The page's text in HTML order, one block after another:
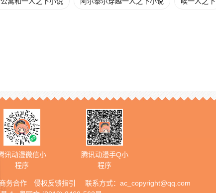
讯动漫微信小
程序
腾讯动漫手Q小
程序
务合作 侵权反馈指引 联系方式： ac_copyright@qq.com